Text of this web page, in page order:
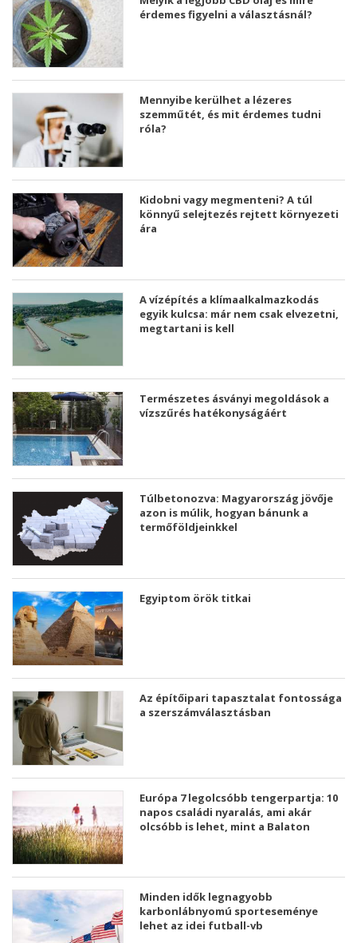
érdemes figyelni a választásnál?
Mennyibe kerülhet a lézeres
szemműtét, és mit érdemes tudni
róla?
Kidobni vagy megmenteni? A túl
könnyű selejtezés rejtett környezeti
ára
A vízépítés a klímaalkalmazkodás
egyik kulcsa: már nem csak elvezetni,
megtartani is kell
Természetes ásványi megoldások a
vízszűrés hatékonyságáért
Túlbetonozva: Magyarország jövője
azon is múlik, hogyan bánunk a
termőföldjeinkkel
Egyiptom örök titkai
Az építőipari tapasztalat fontossága
a szerszámválasztásban
Európa 7 legolcsóbb tengerpartja: 10
napos családi nyaralás, ami akár
olcsóbb is lehet, mint a Balaton
Minden idők legnagyobb
karbonlábnyomú sporteseménye
lehet az idei futball-vb